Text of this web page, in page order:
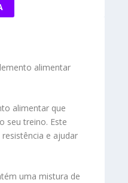
alimentar
alimentar que
seu treino. Este
e ajudar
uma mistura de